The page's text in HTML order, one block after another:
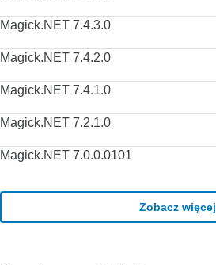
Magick.NET 7.4.3.0
Magick.NET 7.4.2.0
Magick.NET 7.4.1.0
Magick.NET 7.2.1.0
Magick.NET 7.0.0.0101
Zobacz więcej